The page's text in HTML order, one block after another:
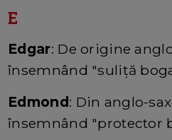
E
Edgar: De origine
însemnând "suliță
Edmond: Din anglo-
însemnând "protector